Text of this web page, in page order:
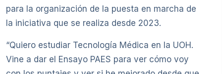
para la organización de la puesta en marcha de
la iniciativa que se realiza desde 2023.
“Quiero estudiar Tecnología Médica en la UOH.
Vine a dar el Ensayo PAES para ver cómo voy